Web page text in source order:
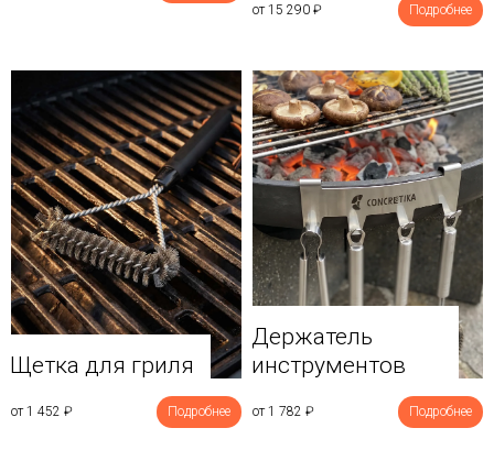
от 15 290 ₽ Подробнее
Щетка для гриля
от 1 452 ₽ Подробнее
Держатель
инструментов
от 1 782 ₽ Подробнее